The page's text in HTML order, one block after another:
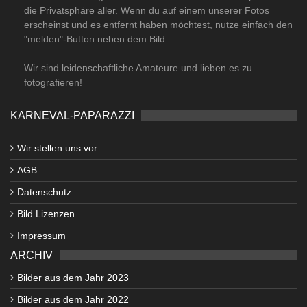
die Privatsphäre aller. Wenn du auf einem unserer Fotos
erscheinst und es entfernt haben möchtest, nutze einfach den
"melden"-Button neben dem Bild.
Wir sind leidenschaftliche Amateure und lieben es zu
fotografieren!
KARNEVAL-PAPARAZZI
Wir stellen uns vor
AGB
Datenschutz
Bild Lizenzen
Impressum
ARCHIV
Bilder aus dem Jahr 2023
Bilder aus dem Jahr 2022